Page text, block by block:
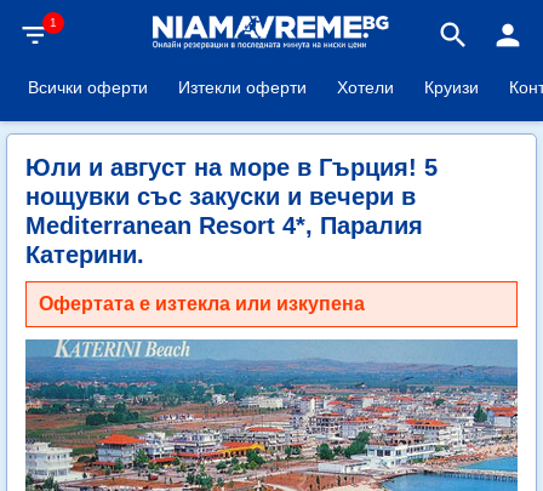
filter_list1 search person
Всички оферти Изтекли оферти Хотели Круизи
Юли и август на море в Гърция! 5
нощувки със закуски и вечери в
Mediterranean Resort 4*, Паралия
Катерини.
Офертата е изтекла или изкупена